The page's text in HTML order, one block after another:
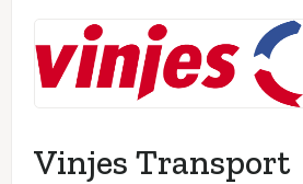
Vinjes Transport